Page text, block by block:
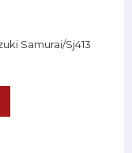
Samurai/Sj413